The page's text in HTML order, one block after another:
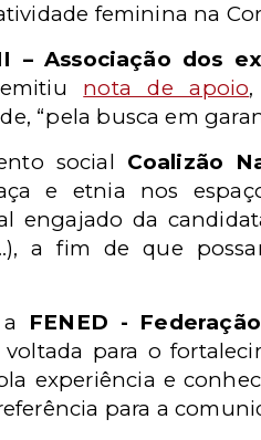
feminina na
– Associação dos
nota de apoio
“pela busca em
social Coalizão
e etnia nos
engajado da
a fim de que
FENED -
voltada para o
experiência e
para a